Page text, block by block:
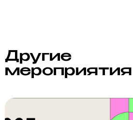
Другие
мероприятия